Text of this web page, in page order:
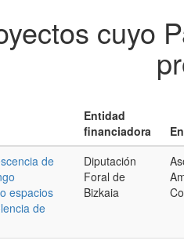
cuyo
Entidad
financiadora
de
espacios
de
Diputación
Foral de
Bizkaia